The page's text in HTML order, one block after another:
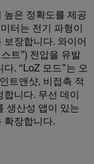
높은 정확도를 제공
터는 전기 파형이
장합니다. 와이어
트”) 전압을 유발
. “LoZ 모드”는 오
트앤샷, 비접촉 적
니다. 무선 데이
생산성 앱이 있는
확장합니다.